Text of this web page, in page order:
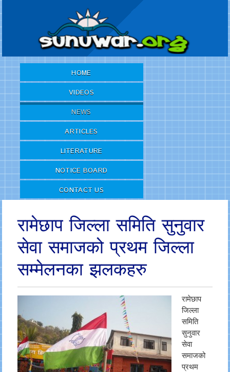
HOME
VIDEOS
NEWS
ARTICLES
LITERATURE
NOTICE BOARD
CONTACT US
रामेछाप जिल्ला समिति सुनुवार
सेवा समाजको प्रथम जिल्ला
सम्मेलनका झलकहरु
रामेछाप
जिल्ला
समिति
सुनुवार
सेवा
समाजको
प्रथम